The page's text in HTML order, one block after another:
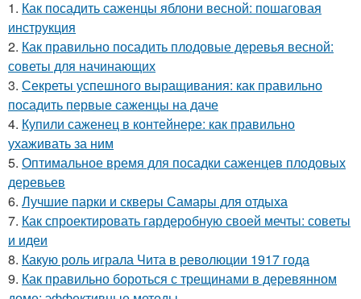
1. Как посадить саженцы яблони весной: пошаговая
инструкция
2. Как правильно посадить плодовые деревья весной:
советы для начинающих
3. Секреты успешного выращивания: как правильно
посадить первые саженцы на даче
4. Купили саженец в контейнере: как правильно
ухаживать за ним
5. Оптимальное время для посадки саженцев плодовых
деревьев
6. Лучшие парки и скверы Самары для отдыха
7. Как спроектировать гардеробную своей мечты: советы
и идеи
8. Какую роль играла Чита в революции 1917 года
9. Как правильно бороться с трещинами в деревянном